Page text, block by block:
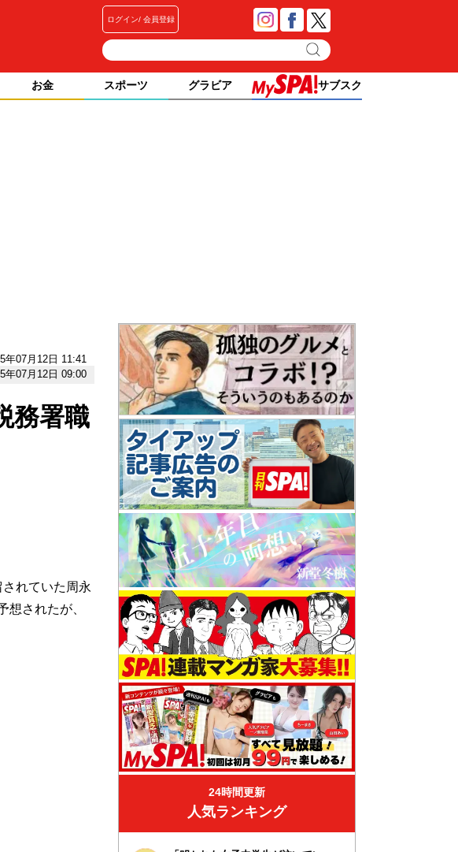
ログイン 会員登録
お金 スポーツ グラビア サブスク
年07月12日 11:41
年07月12日 09:00
務署職
れていた周永
されたが、
24時間更新
人気ランキング